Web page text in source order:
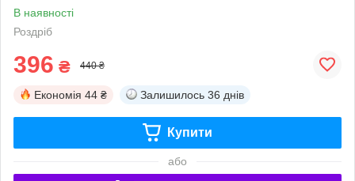
В наявності
Роздріб
396 ₴ 440 ₴
Економія 44 ₴ Залишилось 36 днів
Купити
або